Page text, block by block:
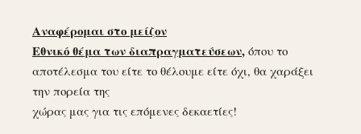
Αναφέρομαι στο μείζον
Εθνικό θέμα των διαπραγματεύσεων, όπου το
αποτέλεσμα του είτε το θέλουμε είτε όχι, θα χαράξει
την πορεία της
χώρας μας για τις επόμενες δεκαετίες!